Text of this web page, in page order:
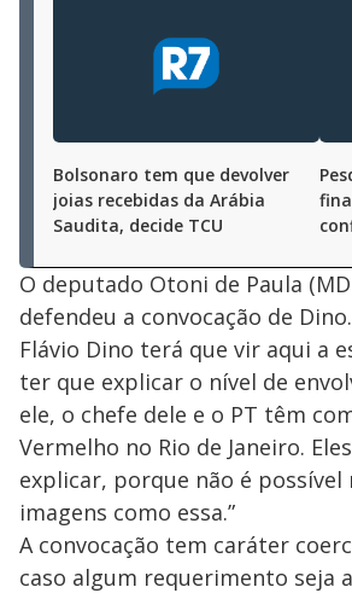
Bolsonaro tem que devolver
joias recebidas da Arábia
Saudita, decide TCU
O deputado Otoni de Paula
defendeu a convocação de
Flávio Dino terá que vir aqui a
ter que explicar o nível de
ele, o chefe dele e o PT têm
Vermelho no Rio de Janeiro.
explicar, porque não é
imagens como essa.”
A convocação tem caráter
caso algum requerimento seja